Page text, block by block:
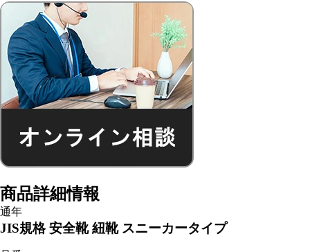
商品詳細情報
通年
JIS規格 安全靴 紐靴 スニーカータイプ